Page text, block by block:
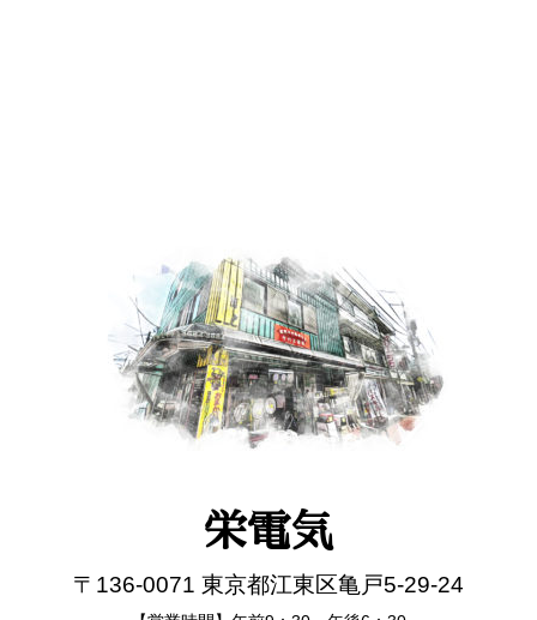
栄電気
〒136-0071 東京都江東区亀戸5-29-24